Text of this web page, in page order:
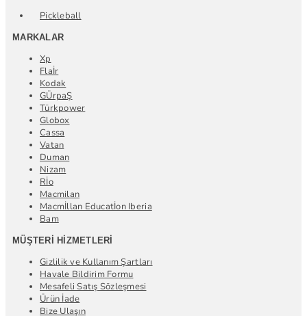
Pickleball
MARKALAR
Xp
Flaİr
Kodak
GÜrpaŞ
Türkpower
Globox
Cassa
Vatan
Duman
Nizam
Rİo
Macmilan
Macmİllan Educatİon Iberia
Bam
MÜŞTERI HIZMETLERI
Gizlilik ve Kullanım Şartları
Havale Bildirim Formu
Mesafeli Satış Sözleşmesi
Ürün İade
Bize Ulaşın